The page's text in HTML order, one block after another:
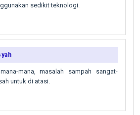
sedikit teknologi.
mana, masalah sampah sangat-
untuk di atasi.